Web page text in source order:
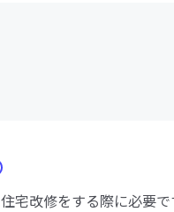
宅改修をする際に必要で